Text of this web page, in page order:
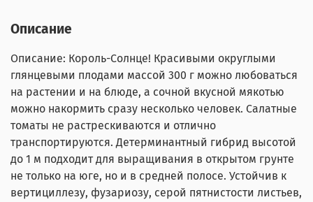
Описание
Описание: Король-Солнце! Красивыми округлыми
глянцевыми плодами массой 300 г можно любоваться
на растении и на блюде, а сочной вкусной мякотью
можно накормить сразу несколько человек. Салатные
томаты не растрескиваются и отлично
транспортируются. Детерминантный гибрид высотой
до 1 м подходит для выращивания в открытом грунте
не только на юге, но и в средней полосе. Устойчив к
вертициллезу, фузариозу, серой пятнистости листьев,